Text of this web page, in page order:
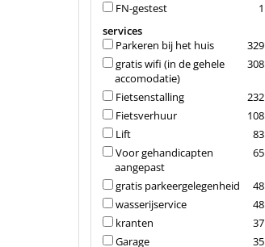
1
FN-gestest
services
329
Parkeren bij het huis
308
gratis wifi (in de gehele
accomodatie)
232
Fietsenstalling
108
Fietsverhuur
83
Lift
65
Voor gehandicapten
aangepast
48
gratis parkeergelegenheid
48
wasserijservice
37
kranten
35
Garage